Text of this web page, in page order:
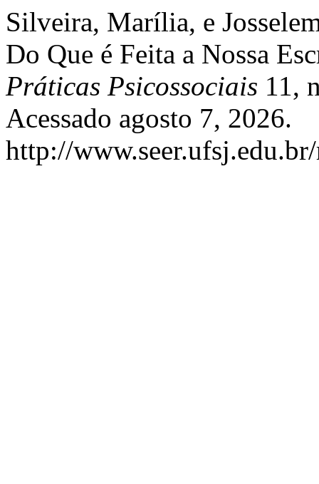
Silveira, Marília, e
Do Que é Feita a Nossa
Práticas Psicossociais 11,
Acessado agosto 7, 2026.
http://